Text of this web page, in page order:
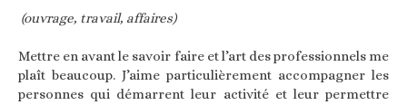
(ouvrage, travail, affaires)
Mettre en avant le savoir faire et l’art des professionnels me
plaît beaucoup. J’aime particulièrement accompagner les
personnes qui démarrent leur activité et leur permettre